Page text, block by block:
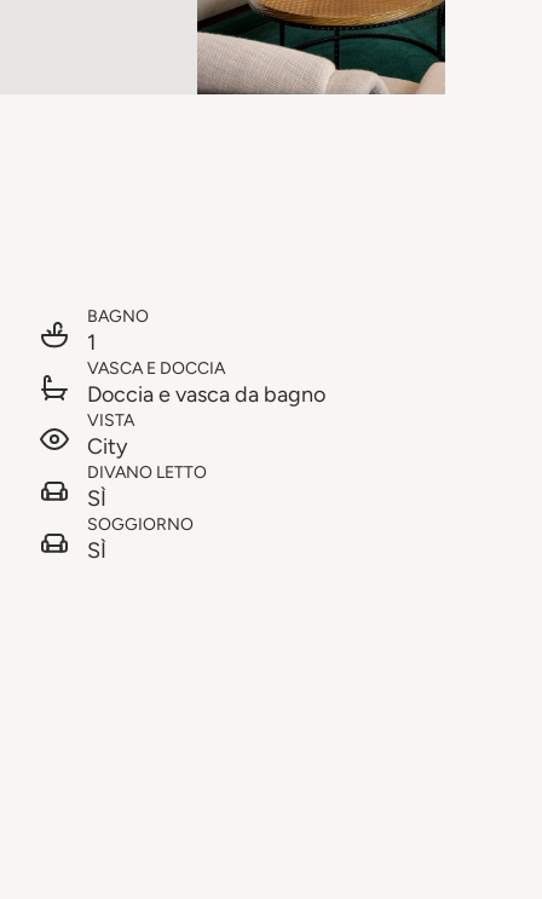
BAGNO
1
VASCA E DOCCIA
Doccia e vasca da bagno
VISTA
City
DIVANO LETTO
SÌ
SOGGIORNO
SÌ